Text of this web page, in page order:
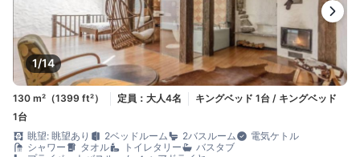
1/14
130 m²（1399 ft²） 定員：大人4名
キングベッド 1台 / キングベッド
1台
眺望: 眺望あり
2ベッドルーム 2バスルーム
電気ケトル
シャワー
タオル トイレタリー
バスタブ